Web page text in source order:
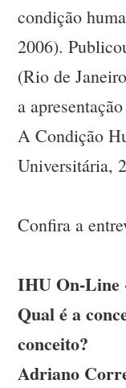
condição
2006).
(Rio de
a
A Condição
Universitária,
Confira a
IHU On-Line
Qual é a
conceito?
Adriano